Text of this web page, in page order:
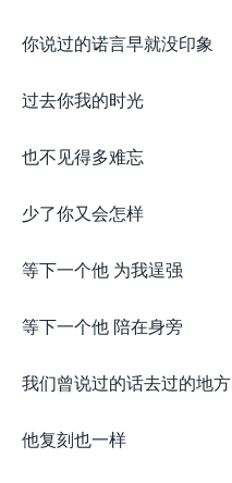
你说过的诺言早就没印象
过去你我的时光
也不见得多难忘
少了你又会怎样
等下一个他 为我逞强
等下一个他 陪在身旁
我们曾说过的话去过的地方
他复刻也一样